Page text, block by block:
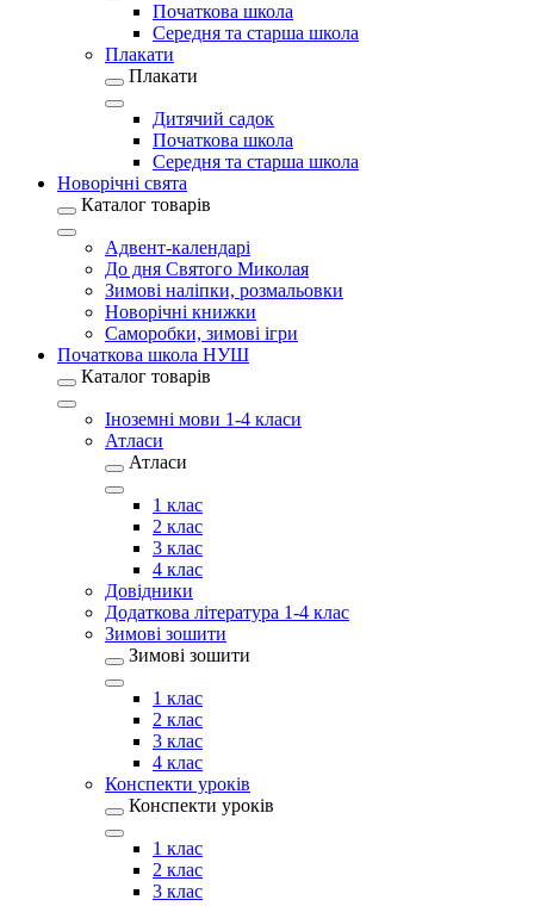
Початкова школа
Середня та старша школа
Плакати
Плакати
Дитячий садок
Початкова школа
Середня та старша школа
Новорічні свята
Каталог товарів
Адвент-календарі
До дня Святого Миколая
Зимові наліпки, розмальовки
Новорічні книжки
Саморобки, зимові ігри
Початкова школа НУШ
Каталог товарів
Іноземні мови 1-4 класи
Атласи
Атласи
1 клас
2 клас
3 клас
4 клас
Довідники
Додаткова література 1-4 клас
Зимові зошити
Зимові зошити
1 клас
2 клас
3 клас
4 клас
Конспекти уроків
Конспекти уроків
1 клас
2 клас
3 клас